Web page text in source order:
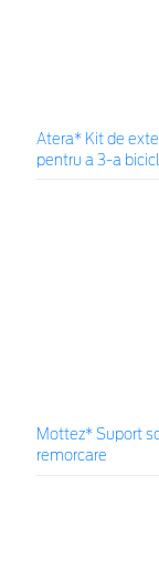
Atera* Kit de
pentru a 3-a
Mottez* Suport
remorcare